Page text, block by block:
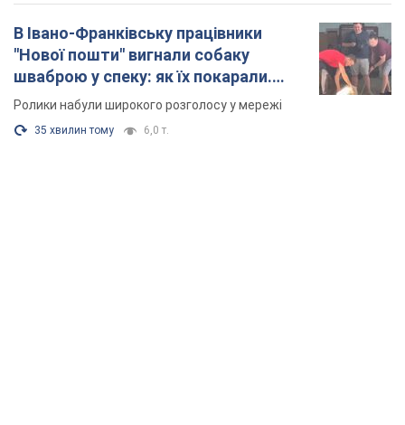
В Івано-Франківську працівники
"Нової пошти" вигнали собаку
шваброю у спеку: як їх покарали.
Відео
Ролики набули широкого розголосу у мережі
35 хвилин тому 6,0 т.